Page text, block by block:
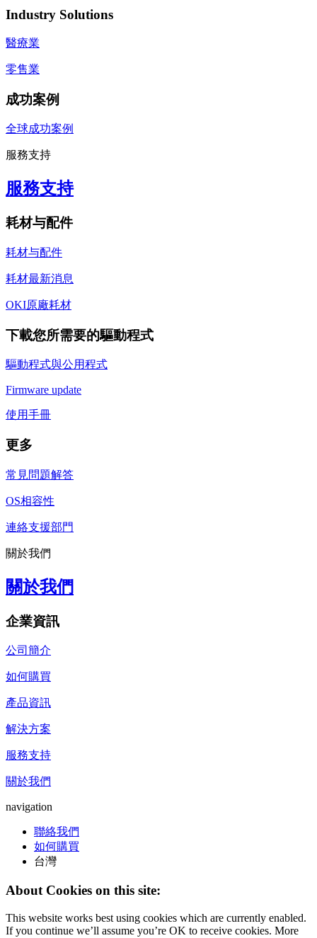
Industry Solutions
醫療業
零售業
成功案例
全球成功案例
服務支持
服務支持
耗材与配件
耗材与配件
耗材最新消息
OKI原廠耗材
下載您所需要的驅動程式
驅動程式與公用程式
Firmware update
使用手冊
更多
常見問題解答
OS相容性
連絡支援部門
關於我們
關於我們
企業資訊
公司簡介
如何購買
產品資訊
解決方案
服務支持
關於我們
navigation
聯絡我們
如何購買
台灣
About Cookies on this site:
This website works best using cookies which are currently enabled.
If you continue we’ll assume you’re OK to receive cookies. More